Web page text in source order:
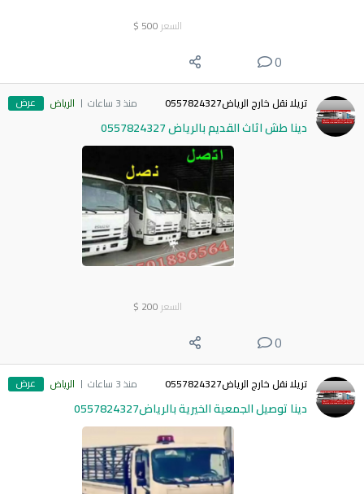
السعر 500
$
0
تريلا نقل خارج الرياض0557824327 منذ 3 ساعات الرياض عرض
دينا طش اثاث القديم بالرياض 0557824327
السعر 200
$
0
تريلا نقل خارج الرياض0557824327 منذ 3 ساعات الرياض عرض
دينا توصيل الجمعية الخيرية بالرياض0557824327